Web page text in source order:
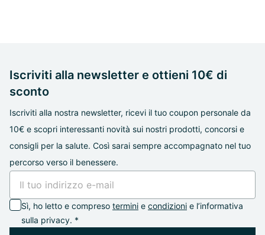
Iscriviti alla newsletter e ottieni 10€ di
sconto
Iscriviti alla nostra newsletter, ricevi il tuo coupon personale da
10€ e scopri interessanti novità sui nostri prodotti, concorsi e
consigli per la salute. Così sarai sempre accompagnato nel tuo
percorso verso il benessere.
Sì, ho letto e compreso termini e condizioni e l’informativa
sulla privacy. *